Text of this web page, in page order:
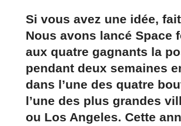
Si vous avez une idée,
Nous avons lancé Space
aux quatre gagnants la
pendant deux semaines
dans l’une des quatre
l’une des plus grandes
ou Los Angeles. Cette